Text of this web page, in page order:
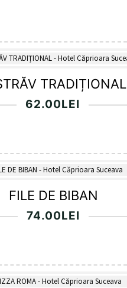
TRADIȚIONAL
62.00LEI
FILE DE BIBAN
74.00LEI